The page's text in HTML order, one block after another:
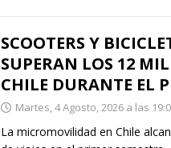
SCOOTERS Y
SUPERAN LOS 12
CHILE DURANTE EL
Martes, 4 Agosto, 2026 a las
La micromovilidad en Chile